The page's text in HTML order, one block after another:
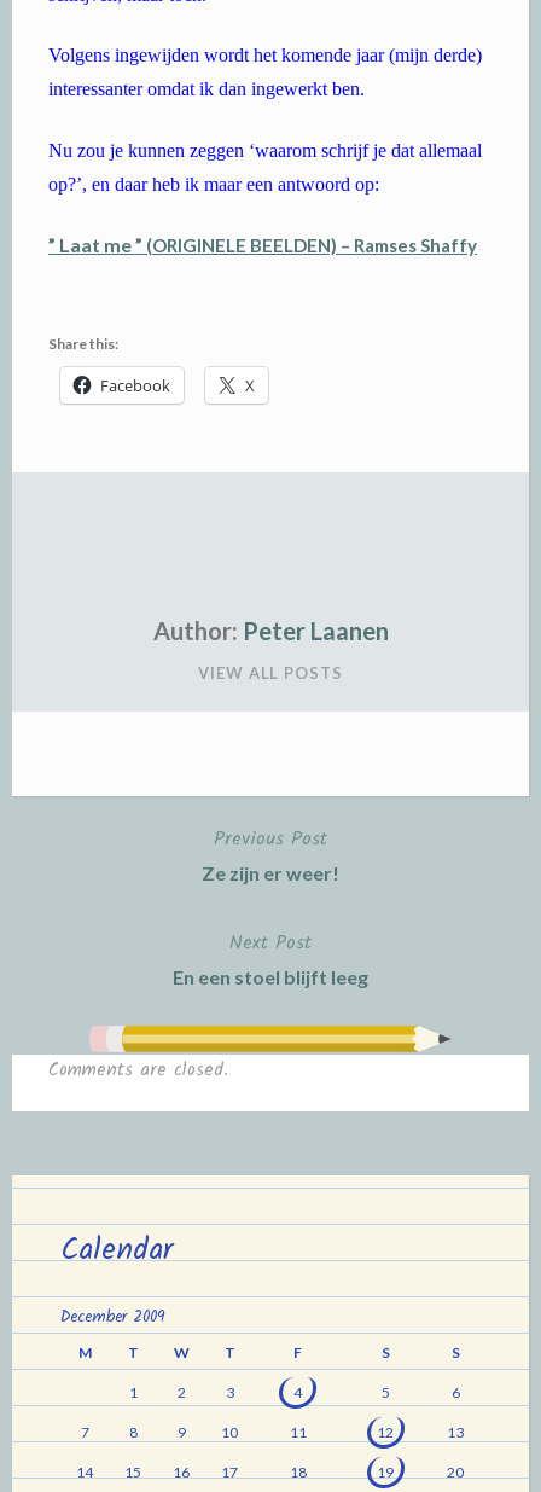
Volgens ingewijden wordt het komende jaar (mijn derde)
interessanter omdat ik dan ingewerkt ben.
Nu zou je kunnen zeggen ‘waarom schrijf je dat allemaal
op?’, en daar heb ik maar een antwoord op:
” Laat me ” (ORIGINELE BEELDEN) – Ramses Shaffy
Share this:
Facebook X
Author: Peter Laanen
VIEW ALL POSTS
Previous Post
Ze zijn er weer!
Next Post
En een stoel blijft leeg
Comments are closed.
Calendar
December 2009
M T W T F S S
1 2 3 4 5 6
7 8 9 10 11 12 13
14 15 16 17 18 19 20